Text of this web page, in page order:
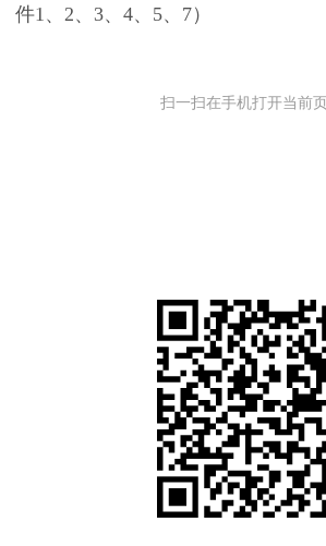
件1、2、3、4、5、7）
扫一扫在手机打开当前页